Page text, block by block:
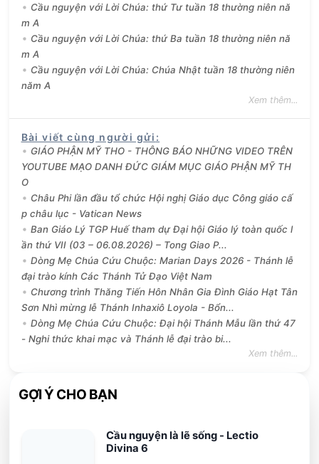
Cầu nguyện với Lời Chúa: thứ Tư tuần 18 thường niên nă
m A
Cầu nguyện với Lời Chúa: thứ Ba tuần 18 thường niên nă
m A
Cầu nguyện với Lời Chúa: Chúa Nhật tuần 18 thường niên
năm A
Xem thêm...
Bài viết cùng người gửi :
GIÁO PHẬN MỸ THO - THÔNG BÁO NHỮNG VIDEO TRÊN
YOUTUBE MẠO DANH ĐỨC GIÁM MỤC GIÁO PHẬN MỸ TH
O
Châu Phi lần đầu tổ chức Hội nghị Giáo dục Công giáo cấ
p châu lục - Vatican News
Ban Giáo Lý TGP Huế tham dự Đại hội Giáo lý toàn quốc l
ần thứ VII (03 – 06.08.2026) – Tong Giao P...
Dòng Mẹ Chúa Cứu Chuộc: Marian Days 2026 - Thánh lễ
đại trào kính Các Thánh Tử Đạo Việt Nam
Chương trình Thăng Tiến Hôn Nhân Gia Đình Giáo Hạt Tân
Sơn Nhì mừng lễ Thánh Inhaxiô Loyola - Bổn...
Dòng Mẹ Chúa Cứu Chuộc: Đại hội Thánh Mẫu lần thứ 47
- Nghi thức khai mạc và Thánh lễ đại trào bi...
Xem thêm...
GỢI Ý CHO BẠN
Cầu nguyện là lẽ sống - Lectio
Divina 6